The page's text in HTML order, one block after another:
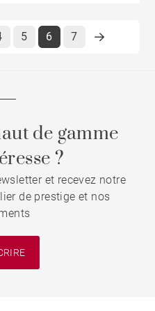
5 6 7
de gamme
?
et recevez notre
de prestige et nos